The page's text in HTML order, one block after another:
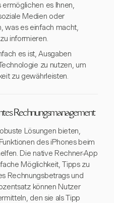
ermöglichen es Ihnen,
Medien oder
was es einfach macht,
informieren.
es ist, Ausgaben
zu nutzen, um
zu gewährleisten.
Rechnungsmanagement
Lösungen bieten,
des iPhones beim
Die native Rechner-App
Möglichkeit, Tipps zu
Rechnungsbetrags und
können Nutzer
den sie als Tipp